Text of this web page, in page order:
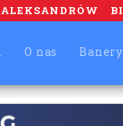
ALEKSANDRÓW
O nas